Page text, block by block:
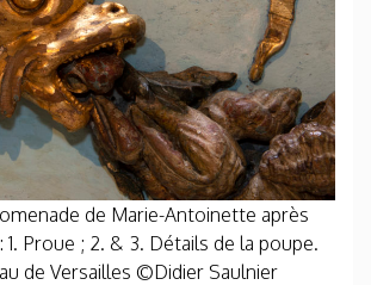
de Marie-Antoinette après
1. Proue ; 2. & 3. Détails de la poupe.
de Versailles ©Didier Saulnier